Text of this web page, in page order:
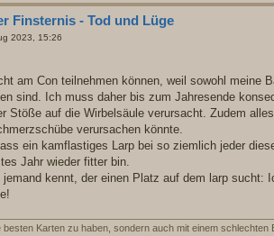
Finsternis - Tod und Lüge
2023, 15:26
am Con teilnehmen können, weil sowohl
sind. Ich muss daher bis zum Jahresende
Stöße auf die Wirbelsäule verursacht. Zudem
verursachen könnte.
ein kamflastiges Larp bei so ziemlich jeder
Jahr wieder fitter bin.
kennt, der einen Platz auf dem larp sucht:
besten Karten zu haben, sondern auch mit einem schlechten